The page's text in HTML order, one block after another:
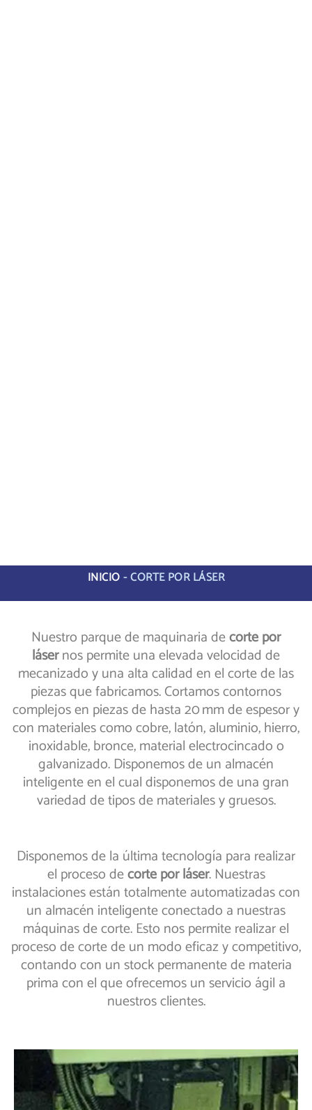
INICIO-CORTE POR LÁSER
Nuestro parque de maquinaria decorte por
lásernos permite una elevada velocidad de
mecanizado y una alta calidad en el corte de las
piezas que fabricamos. Cortamos contornos
complejos en piezas de hasta 20 mm de espesor y
con materiales como cobre, latón, aluminio, hierro,
inoxidable, bronce, material electrocincado o
galvanizado. Disponemos de un almacén
inteligente en el cual disponemos de una gran
variedad de tipos de materiales y gruesos.
Disponemos de la última tecnología para realizar
el proceso decorte por láser. Nuestras
instalaciones están totalmente automatizadas con
un almacén inteligente conectado a nuestras
máquinas de corte. Esto nos permite realizar el
proceso de corte de un modo eficaz y competitivo,
contando con un stock permanente de materia
prima con el que ofrecemos un servicio ágil a
nuestros clientes.